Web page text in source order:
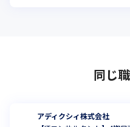
同じ
アディクシィ株式会社